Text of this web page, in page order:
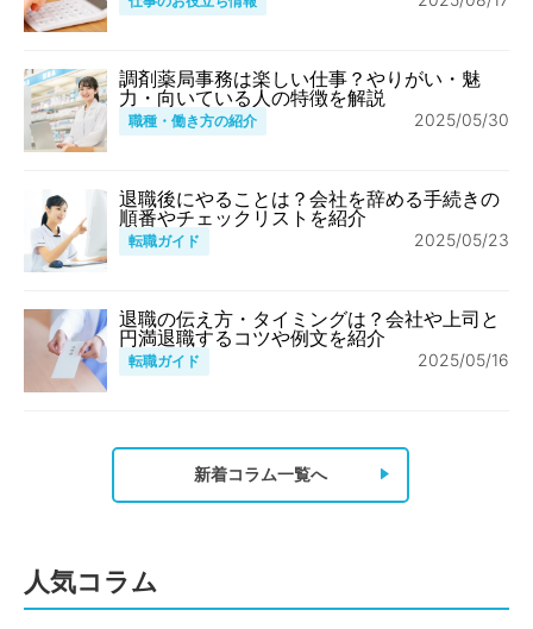
調剤薬局事務は楽しい仕事？やりがい・魅
力・向いている人の特徴を解説
職種・働き方の紹介 2025/05/30
退職後にやることは？会社を辞める手続きの
順番やチェックリストを紹介
転職ガイド 2025/05/23
退職の伝え方・タイミングは？会社や上司と
円満退職するコツや例文を紹介
転職ガイド 2025/05/16
新着コラム一覧へ
人気コラム